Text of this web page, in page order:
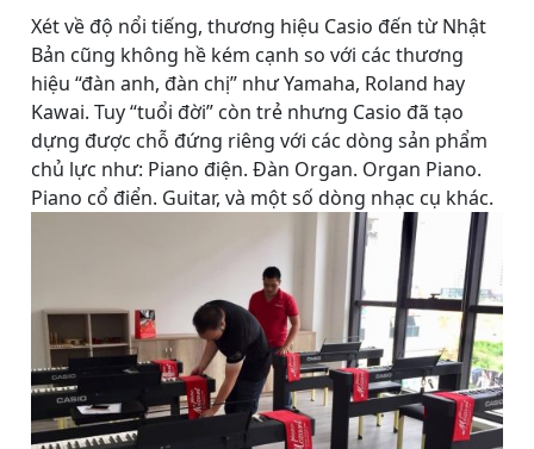
Xét về độ nổi tiếng, thương hiệu Casio đến từ Nhật
Bản cũng không hề kém cạnh so với các thương
hiệu “đàn anh, đàn chị” như Yamaha, Roland hay
Kawai. Tuy “tuổi đời” còn trẻ nhưng Casio đã tạo
dựng được chỗ đứng riêng với các dòng sản phẩm
chủ lực như: Piano điện. Đàn Organ. Organ Piano.
Piano cổ điển. Guitar, và một số dòng nhạc cụ khác.